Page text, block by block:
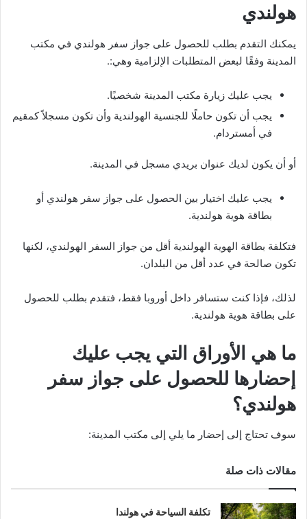
هولندي
يمكنك التقدم بطلب للحصول على جواز سفر هولندي في مكتب
المدينة وفقًا لبعض المتطلبات الإلزامية وهي:.
يجب عليك زيارة مكتب المدينة شخصيًا.
يجب أن تكون حاملًا للجنسية الهولندية وأن تكون مسجلاً كمقيم
في أمستردام.
أو أن يكون لديك عنوان بريدي مسجل في المدينة.
يجب عليك اختيار بين الحصول على جواز سفر هولندي أو
بطاقة هوية هولندية.
فتكلفة بطاقة الهوية الهولندية أقل من جواز السفر الهولندي، لكنها
تكون صالحة في عدد أقل من البلدان.
لذلك، فإذا كنت ستسافر داخل أوروبا فقط، فتقدم بطلب للحصول
على بطاقة هوية هولندية.
ما هي الأوراق التي يجب عليك
إحضارها للحصول على جواز سفر
هولندي؟
سوف تحتاج إلى إحضار ما يلي إلى مكتب المدينة:
مقالات ذات صلة
تكلفة السياحة في هولندا